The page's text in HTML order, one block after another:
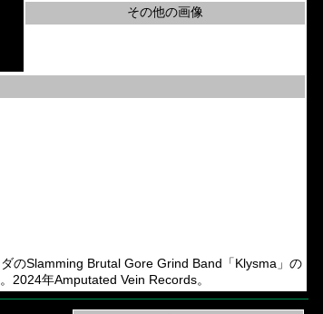
その他の画像
のSlamming Brutal Gore Grind Band「Klysma」の
2024年Amputated Vein Records。